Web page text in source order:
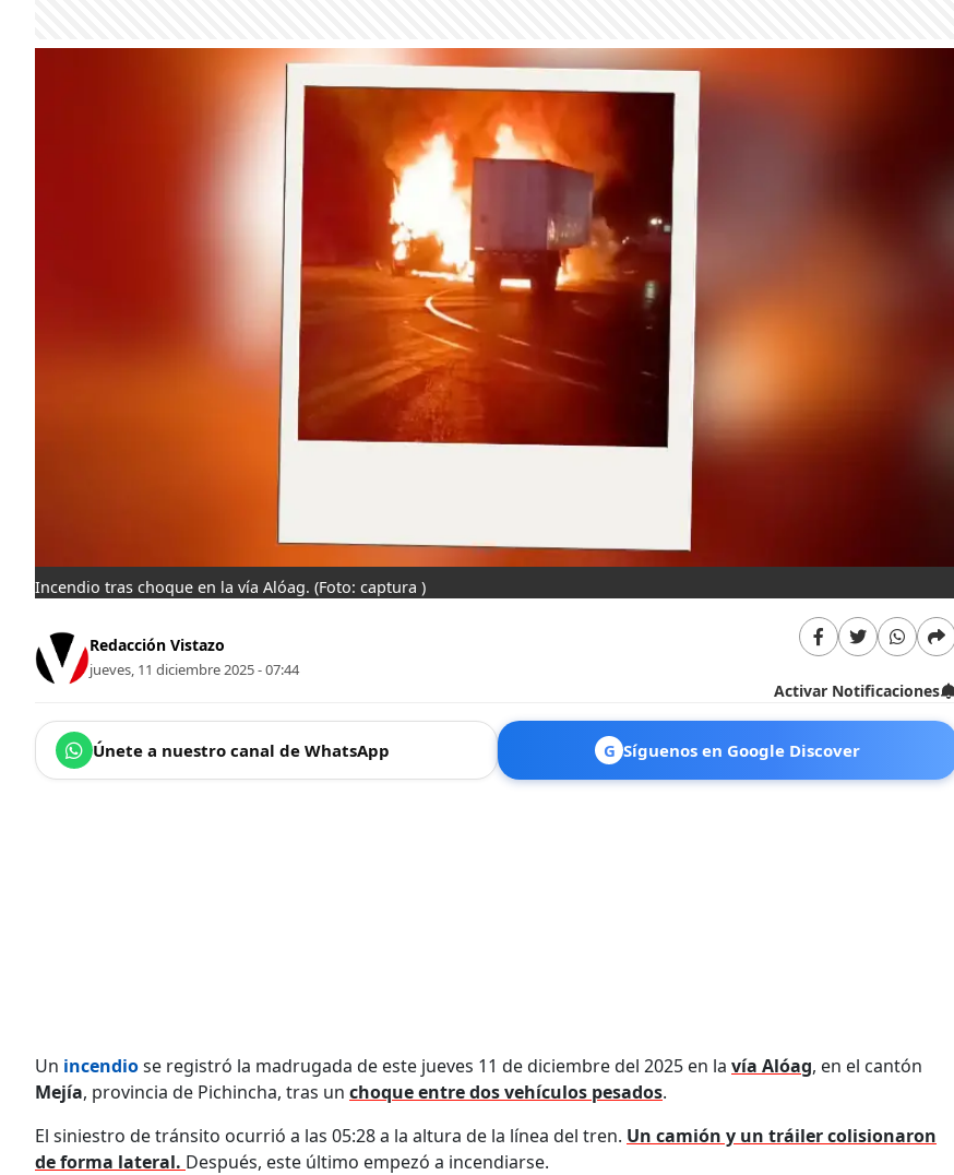
Incendio tras choque en la vía Alóag. (Foto: captura )
Redacción Vistazo
jueves, 11 diciembre 2025 - 07:44
Activar Notificaciones
Únete a nuestro canal de WhatsApp G Síguenos en Google Discover
Un incendiose registró la madrugada de este jueves 11 de diciembre del 2025 en la vía Alóag, en el cantón
Mejía, provincia de Pichincha, tras un choque entre dos vehículos pesados.
El siniestro de tránsito ocurrió a las 05:28 a la altura de la línea del tren. Un camión y un tráiler colisionaron
de forma lateral. Después, este último empezó a incendiarse.